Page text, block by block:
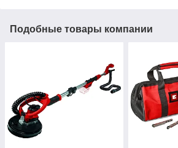
Подобные товары компании